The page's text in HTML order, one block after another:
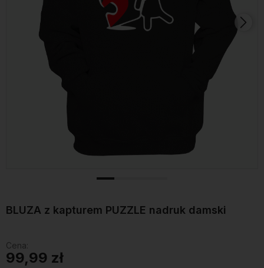
BLUZA z kapturem PUZZLE nadruk damski
Cena:
99,99 zł